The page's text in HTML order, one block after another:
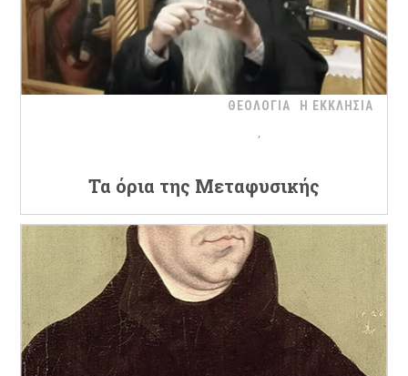
ΘΕΟΛΟΓΙΑ Η ΕΚΚΛΗΣΙΑ
Τα όρια της Μεταφυσικής